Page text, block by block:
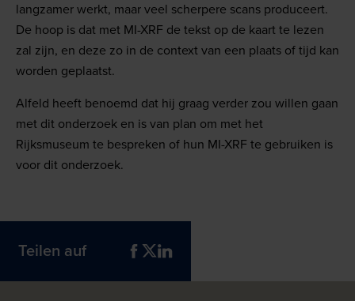
langzamer werkt, maar veel scherpere scans produceert.
De hoop is dat met MI-XRF de tekst op de kaart te lezen
zal zijn, en deze zo in de context van een plaats of tijd kan
worden geplaatst.
Alfeld heeft benoemd dat hij graag verder zou willen gaan
met dit onderzoek en is van plan om met het
Rijksmuseum te bespreken of hun MI-XRF te gebruiken is
voor dit onderzoek.
Teilen auf